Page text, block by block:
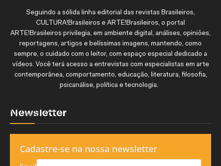
Seguindo a sólida linha editorial das revistas Brasileiros,
CULTURA!Brasileiros e ARTE!Brasileiros, o portal
ARTE!Brasileiros privilegia, em ambiente digital, análises, opiniões,
reportagens, artigos e belíssimas imagens, mantendo, como
sempre, o cuidado com o leitor, com espaço especial dedicado a
vídeos. Você terá acesso a entrevistas com especialistas em arte
contemporânea, comportamento, educação, literatura, filosofia,
psicanálise, política e tecnologia.
Newsletter
Cadastre-se na nossa newsletter